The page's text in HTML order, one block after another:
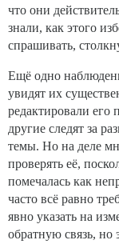
что они
знали, как этого
спрашивать,
Ещё одно
увидят их
редактировали его
другие следят за
темы. Но на деле
проверять её,
помечалась как
часто всё равно
явно указать на
обратную связь, но